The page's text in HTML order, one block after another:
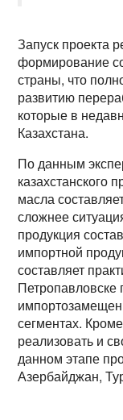
Запуск проекта
формирование
страны, что
развитию
которые в
Казахстана.
По данным
казахстанского
масла
сложнее
продукция
импортной
составляет
Петропавловске
сегментах.
реализовать и
данном этапе
Азербайджан,